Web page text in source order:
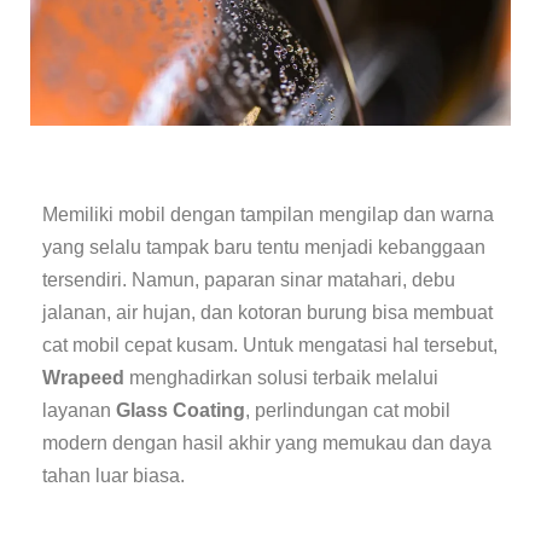
Memiliki mobil dengan tampilan mengilap dan warna
yang selalu tampak baru tentu menjadi kebanggaan
tersendiri. Namun, paparan sinar matahari, debu
jalanan, air hujan, dan kotoran burung bisa membuat
cat mobil cepat kusam. Untuk mengatasi hal tersebut,
Wrapeed menghadirkan solusi terbaik melalui
layanan Glass Coating, perlindungan cat mobil
modern dengan hasil akhir yang memukau dan daya
tahan luar biasa.